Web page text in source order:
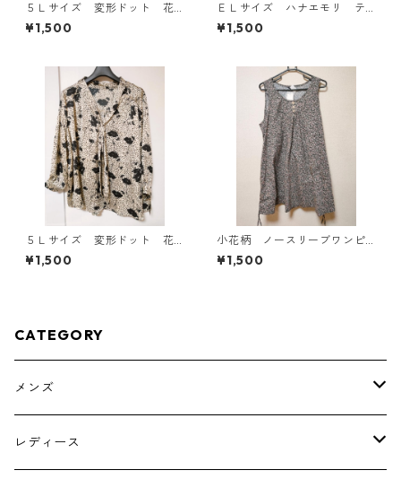
５Ｌサイズ 変形ドット 花
柄 ボウタイブラウス オフ
ホワイト KAE-4761
¥1,500
ＥＬサイズ ハナエモリ テ
ーパードパンツ ナース ホ
ワイト KAE-4159
¥1,500
５Ｌサイズ 変形ドット 花
柄 ボウタイブラウス オフ
ホワイト KAE-4763
¥1,500
小花柄 ノースリーブワンピ
ース ４Ｌ ブラック KAE-
4819
¥1,500
CATEGORY
メンズ
トップス
レディース